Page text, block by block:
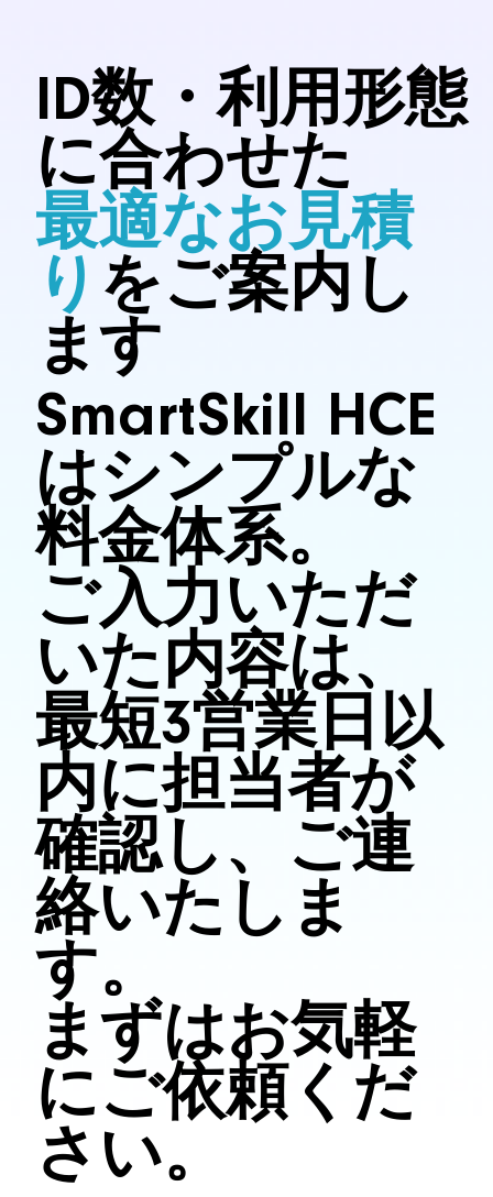
ID数・利用形態
に合わせた
最適なお見積
り をご案内し
ます
SmartSkill HCE
はシンプルな
料金体系。
ご入力いただ
いた内容は、
最短3営業日以
内に担当者が
確認し、ご連
絡いたしま
す。
まずはお気軽
にご依頼くだ
さい。